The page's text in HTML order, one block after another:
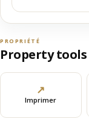
PROPRIÉTÉ
Property tools
↗
Imprimer